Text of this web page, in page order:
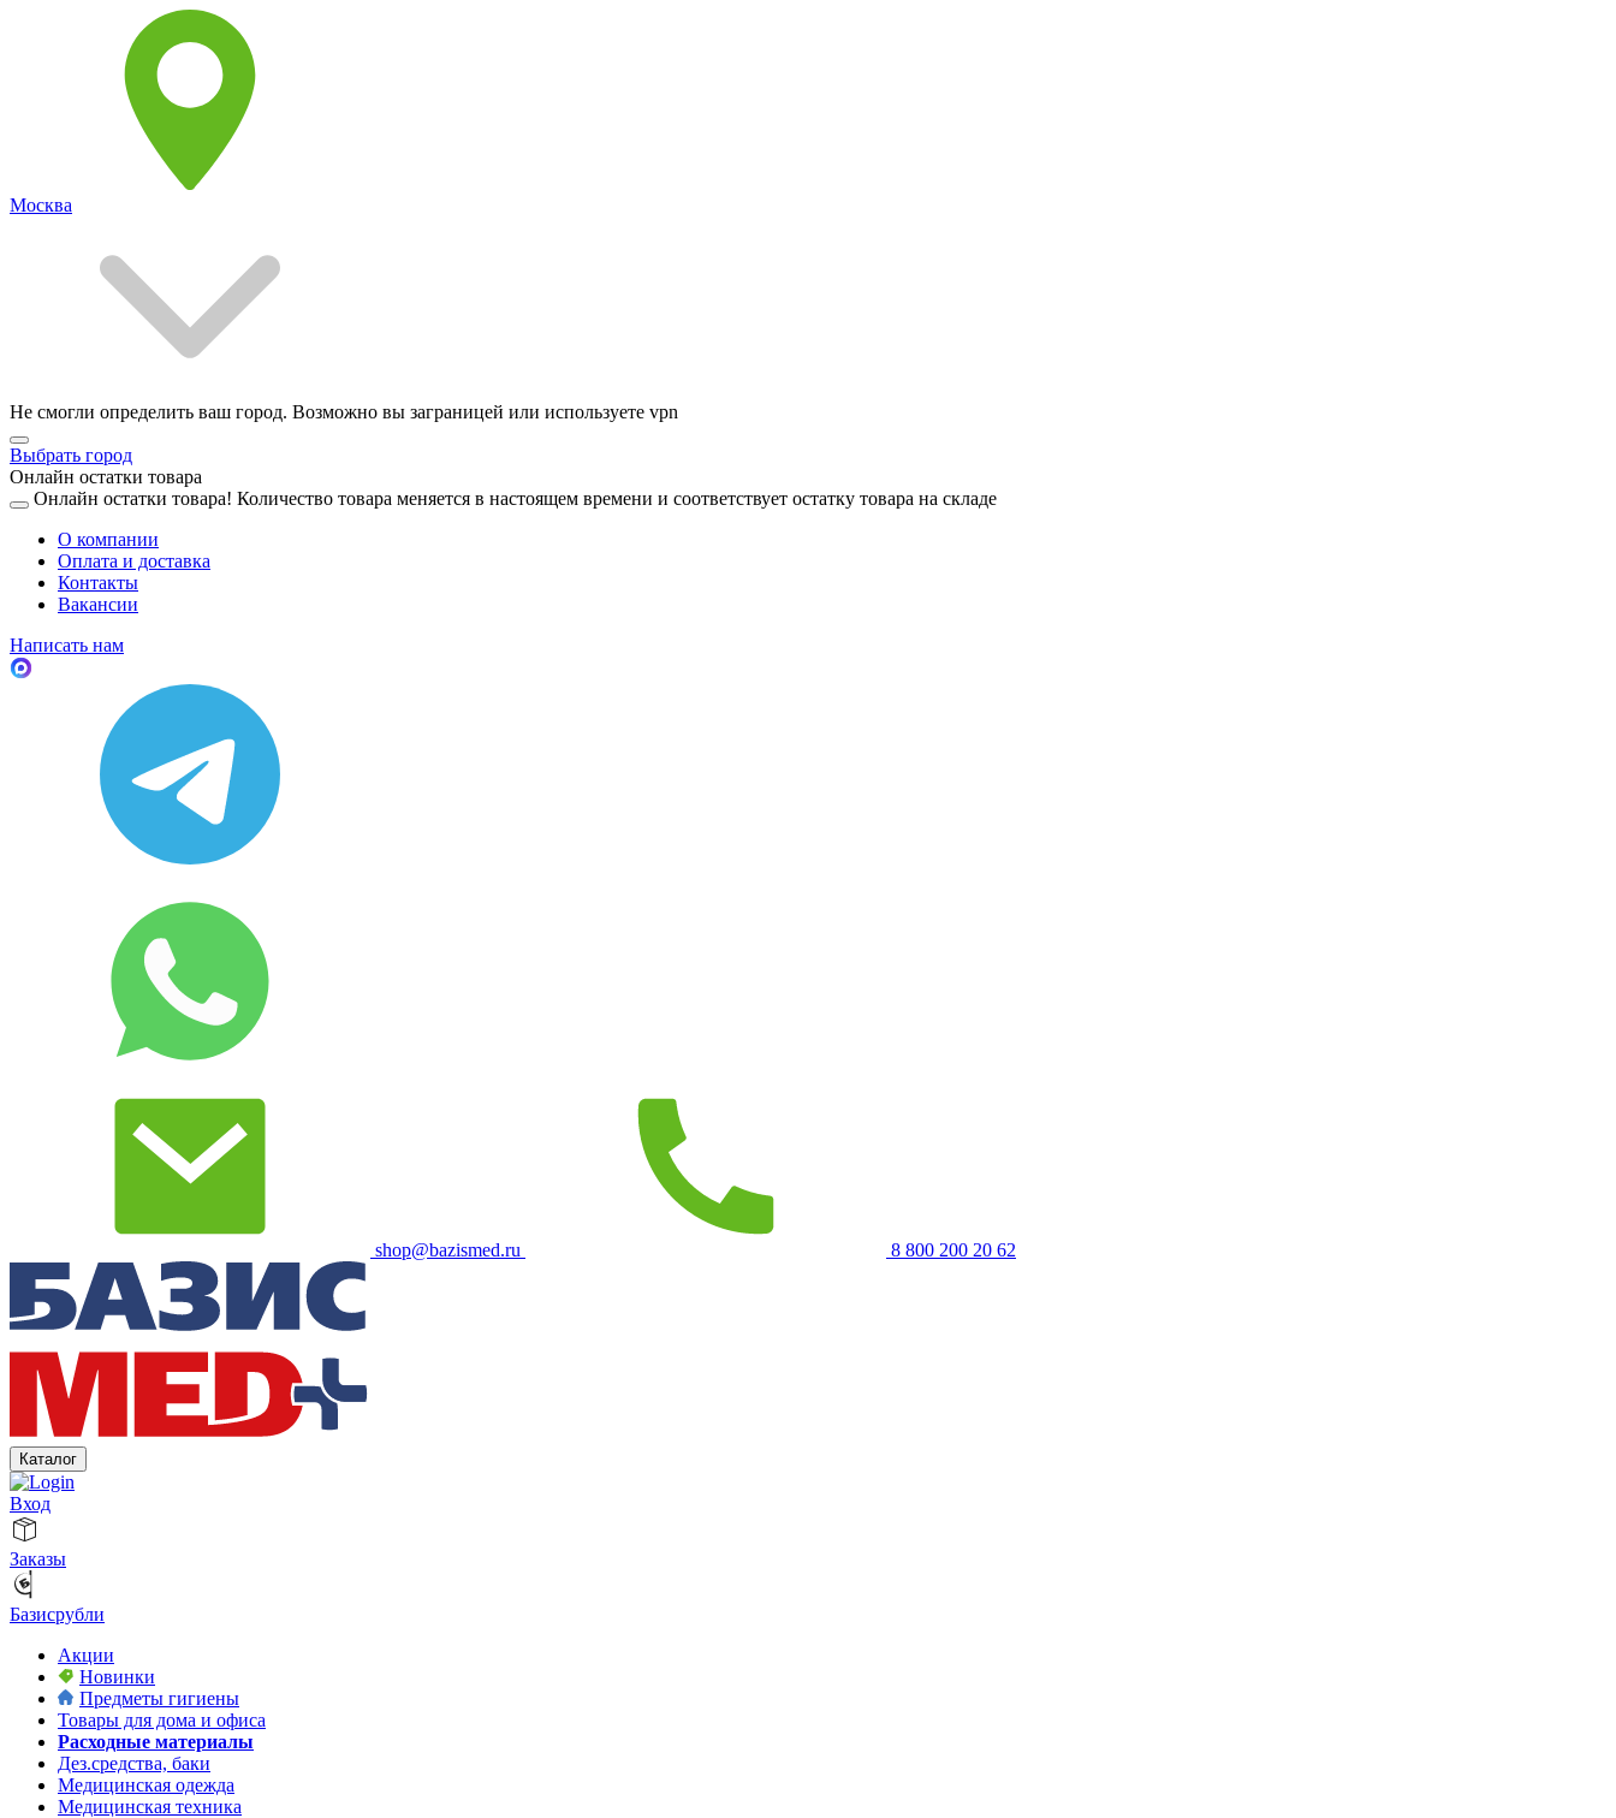
Москва
Не смогли определить ваш город. Возможно вы заграницей или используете vpn
Выбрать город
Онлайн остатки товара
Онлайн остатки товара! Количество товара меняется в настоящем времени и соответствует остатку товара на складе
О компании
Оплата и доставка
Контакты
Вакансии
Написать нам
shop@bazismed.ru 8 800 200 20 62
Каталог
Вход
Заказы
Базисрубли
Акции
Новинки
Предметы гигиены
Товары для дома и офиса
Расходные материалы
Дез.средства, баки
Медицинская одежда
Медицинская техника